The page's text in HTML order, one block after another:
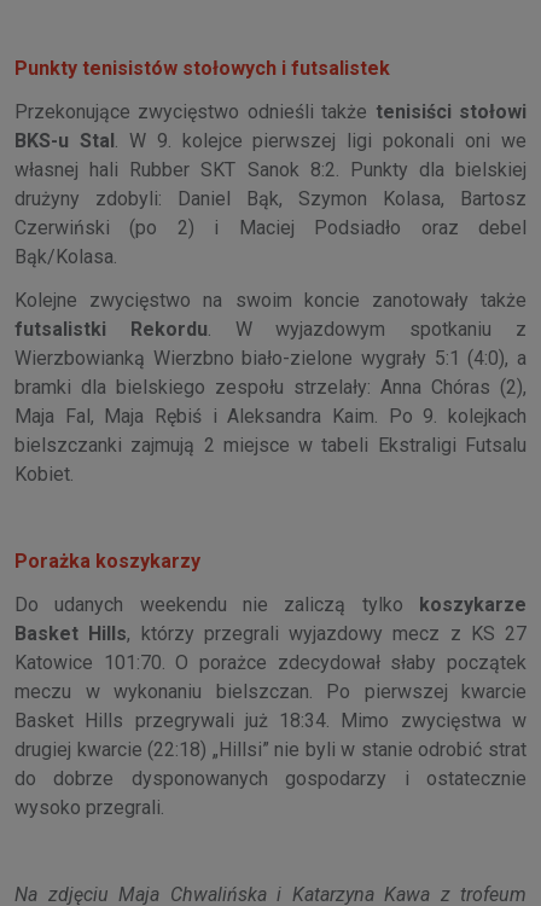
Punkty tenisistów stołowych i futsalistek
Przekonujące zwycięstwo odnieśli także tenisiści stołowi
BKS-u Stal. W 9. kolejce pierwszej ligi pokonali oni we
własnej hali Rubber SKT Sanok 8:2. Punkty dla bielskiej
drużyny zdobyli: Daniel Bąk, Szymon Kolasa, Bartosz
Czerwiński (po 2) i Maciej Podsiadło oraz debel
Bąk/Kolasa.
Kolejne zwycięstwo na swoim koncie zanotowały także
futsalistki Rekordu. W wyjazdowym spotkaniu z
Wierzbowianką Wierzbno biało-zielone wygrały 5:1 (4:0), a
bramki dla bielskiego zespołu strzelały: Anna Chóras (2),
Maja Fal, Maja Rębiś i Aleksandra Kaim. Po 9. kolejkach
bielszczanki zajmują 2 miejsce w tabeli Ekstraligi Futsalu
Kobiet.
Porażka koszykarzy
Do udanych weekendu nie zaliczą tylko koszykarze
Basket Hills, którzy przegrali wyjazdowy mecz z KS 27
Katowice 101:70. O porażce zdecydował słaby początek
meczu w wykonaniu bielszczan. Po pierwszej kwarcie
Basket Hills przegrywali już 18:34. Mimo zwycięstwa w
drugiej kwarcie (22:18) „Hillsi” nie byli w stanie odrobić strat
do dobrze dysponowanych gospodarzy i ostatecznie
wysoko przegrali.
Na zdjęciu Maja Chwalińska i Katarzyna Kawa z trofeum